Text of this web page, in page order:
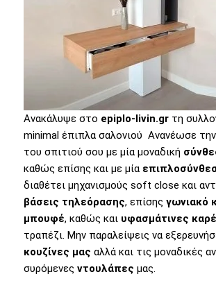
Ανακάλυψε στο epiplo-livin.grτη
minimal έπιπλα σαλονιού Ανανέωσε την
του σπιτιού σου με μία μοναδική
καθώς επίσης και με μία
διαθέτει μηχανισμούς soft close και
βάσεις τηλεόρασης, επίσης γωνιακό
μπουφέ, καθώς και υφασμάτινες
τραπέζι. Μην παραλείψεις να
κουζίνες μας αλλά και τις μοναδικές
συρόμενες ντουλάπες μας.